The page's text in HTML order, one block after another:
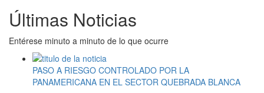
Últimas Noticias
Entérese minuto a minuto de lo que ocurre
PASO A RIESGO CONTROLADO POR LA
PANAMERICANA EN EL SECTOR QUEBRADA BLANCA